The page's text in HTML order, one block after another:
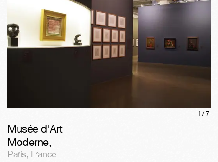
1/7
Musée d'Art
Moderne,
Paris, France